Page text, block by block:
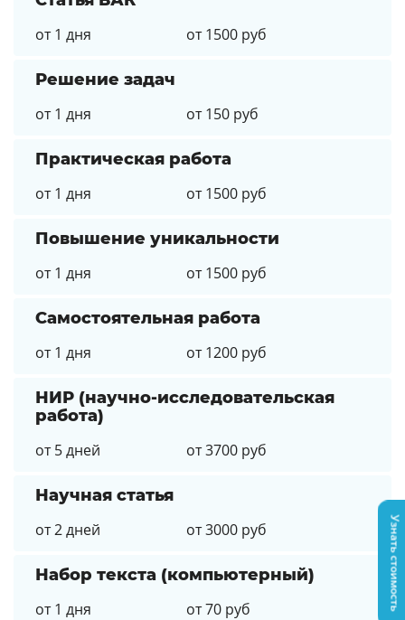
от 1 дня
от 1500 руб
Решение задач
от 1 дня
от 150 руб
Практическая работа
от 1 дня
от 1500 руб
Повышение уникальности
от 1 дня
от 1500 руб
Самостоятельная работа
от 1 дня
от 1200 руб
НИР (научно-исследовательская
работа)
от 5 дней
от 3700 руб
Научная статья
от 2 дней
от 3000 руб
Набор текста (компьютерный)
от 1 дня
от 70 руб Узнать стоимость